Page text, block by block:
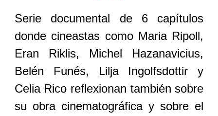
Serie documental de 6 capítulos
donde cineastas como Maria Ripoll,
Eran Riklis, Michel Hazanavicius,
Belén Funés, Lilja Ingolfsdottir y
Celia Rico reflexionan también sobre
su obra cinematográfica y sobre el